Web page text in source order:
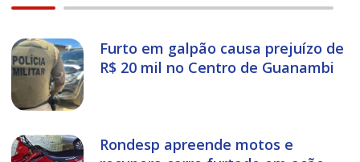
Furto em galpão causa prejuízo de
R$ 20 mil no Centro de Guanambi
Rondesp apreende motos e